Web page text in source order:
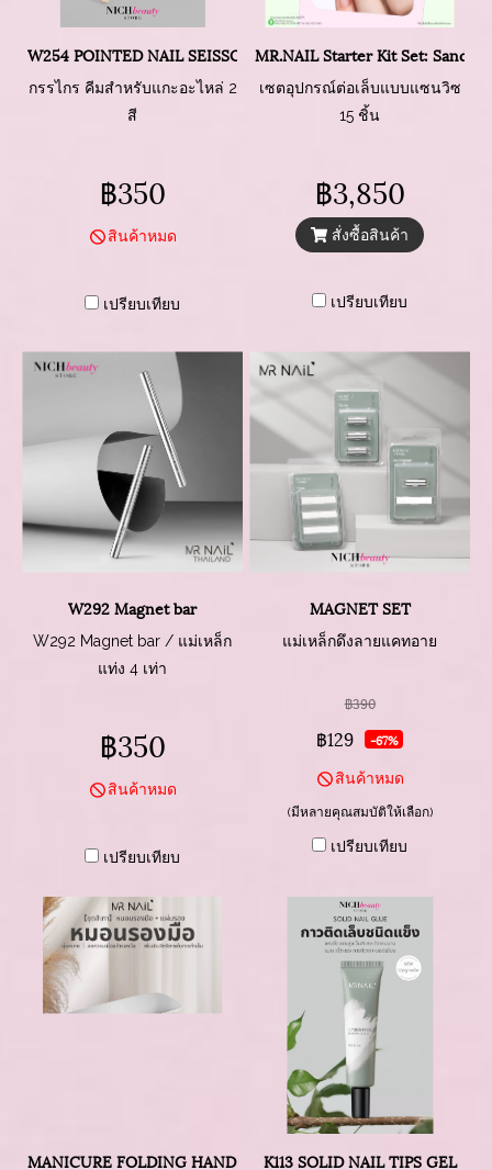
W254 POINTED NAIL SEISSORS
กรรไกร คีมสำหรับแกะอะไหล่ 2
สี
฿350
สินค้าหมด
เปรียบเทียบ
MR.NAIL Starter Kit Set:
เซตอุปกรณ์ต่อเล็บแบบแซนวิซ
15 ชิ้น
฿3,850
สั่งซื้อสินค้า
เปรียบเทียบ
W292 Magnet bar
W292 Magnet bar / แม่เหล็ก
แท่ง 4 เท่า
฿350
สินค้าหมด
เปรียบเทียบ
MAGNET SET
แม่เหล็กดึงลายแคทอาย
฿390
฿129 -67%
สินค้าหมด
(มีหลายคุณสมบัติให้เลือก)
เปรียบเทียบ
MANICURE FOLDING HAND POLLOWK113 SOLID NAIL TIPS GEL